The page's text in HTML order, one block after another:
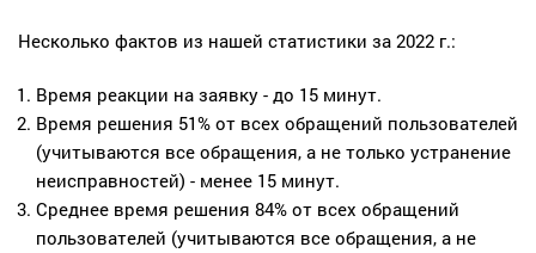
Несколько фактов из нашей статистики за 2022 г.:
Время реакции на заявку - до 15 минут.
Время решения 51% от всех обращений пользователей
(учитываются все обращения, а не только устранение
неисправностей) - менее 15 минут.
Среднее время решения 84% от всех обращений
пользователей (учитываются все обращения, а не